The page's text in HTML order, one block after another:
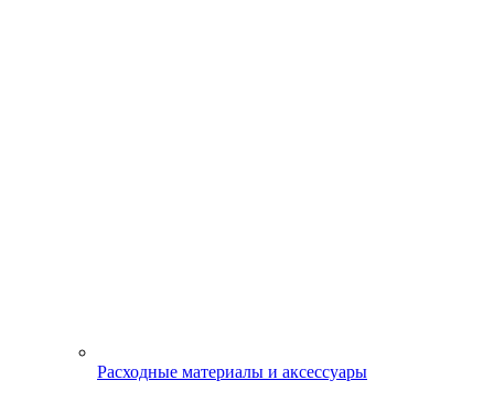
Расходные материалы и аксессуары